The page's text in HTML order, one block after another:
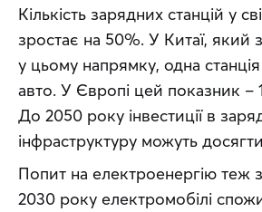
Кількість зарядних станцій у
зростає на 50%. У Китаї, який
у цьому напрямку, одна
авто. У Європі цей показник
До 2050 року інвестиції в
інфраструктуру можуть
Попит на електроенергію теж
2030 року електромобілі